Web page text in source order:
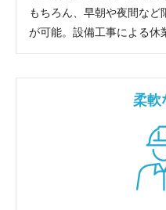
もちろん、早朝や夜間な
が可能。設備工事による休
柔軟